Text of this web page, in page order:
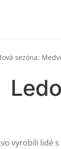
sezóna:
vyrobili